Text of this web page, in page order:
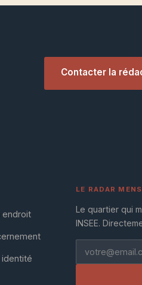
Contacter la
endroit
LE RADAR
Le quartier qui
INSEE.